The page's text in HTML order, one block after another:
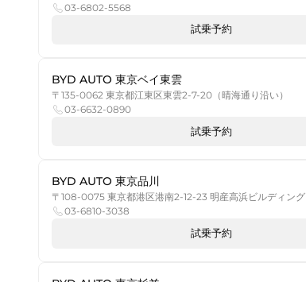
03-6802-5568
試乗予約
BYD AUTO 東京ベイ東雲
〒135-0062 東京都江東区東雲2-7-20（晴海通り沿い）
03-6632-0890
試乗予約
BYD AUTO 東京品川
〒108-0075 東京都港区港南2-12-23 明産高浜ビルディング
03-6810-3038
試乗予約